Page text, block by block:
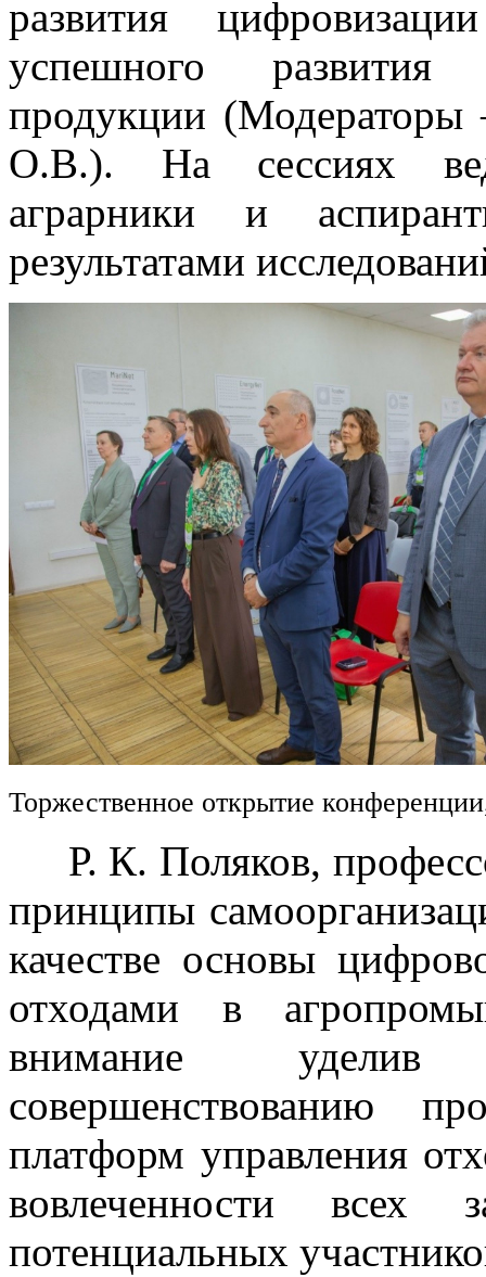
развития
успешного развития
продукции
О.В.). На сессиях
аграрники и
результатами
Торжественное открытие
Р. К. Поляков,
принципы
качестве основы
отходами в
внимание уделив
совершенствованию
платформ управления
вовлеченности всех
потенциальных